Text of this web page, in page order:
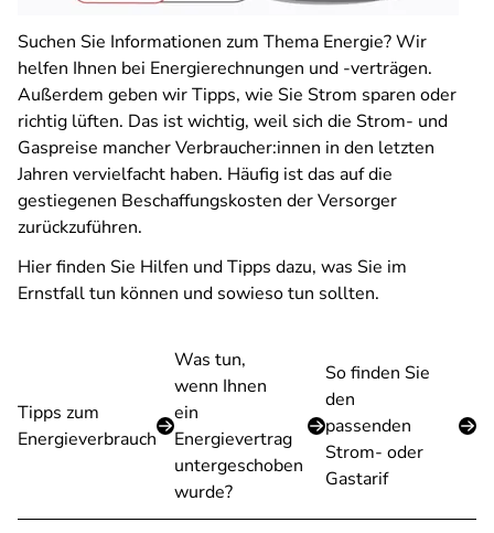
Suchen Sie Informationen zum Thema Energie? Wir
helfen Ihnen bei Energierechnungen und -verträgen.
Außerdem geben wir Tipps, wie Sie Strom sparen oder
richtig lüften. Das ist wichtig, weil sich die Strom- und
Gaspreise mancher Verbraucher:innen in den letzten
Jahren vervielfacht haben. Häufig ist das auf die
gestiegenen Beschaffungskosten der Versorger
zurückzuführen.
Hier finden Sie Hilfen und Tipps dazu, was Sie im
Ernstfall tun können und sowieso tun sollten.
Tipps zum
Energieverbrauch
Was tun,
wenn Ihnen
ein
Energievertrag
untergeschoben
wurde?
So finden Sie
den
passenden
Strom- oder
Gastarif